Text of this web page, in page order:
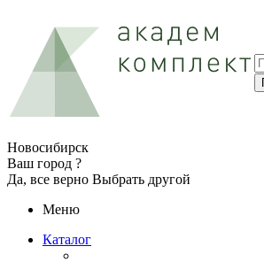
Новосибирск
Ваш город ?
Да, все верно Выбрать другой
Меню
Каталог